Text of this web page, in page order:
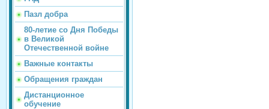
Пазл добра
80-летие со Дня Победы
в Великой
Отечественной войне
Важные контакты
Обращения граждан
Дистанционное
обучение